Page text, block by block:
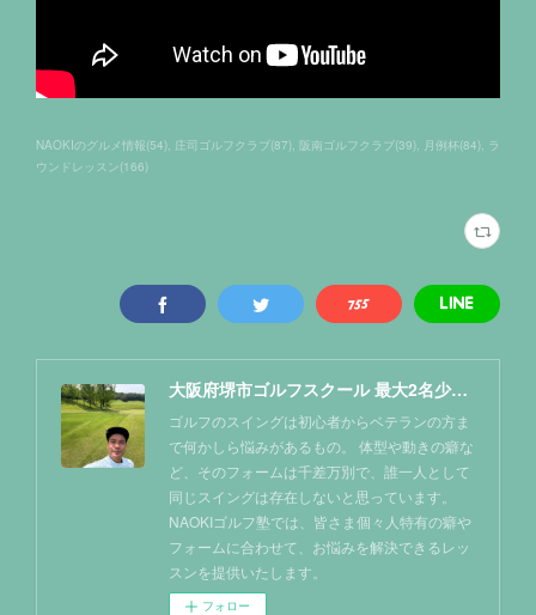
NAOKIのグルメ情報(54) 庄司ゴルフクラブ(87) 阪南ゴルフクラブ(39) 月例杯(84) ラ
ウンドレッスン(166)
大阪府堺市ゴルフスクール 最大2名少人数レッスン NAOKIゴルフ塾
ゴルフのスイングは初心者からベテランの方ま
で何かしら悩みがあるもの。 体型や動きの癖な
ど、そのフォームは千差万別で、誰一人として
同じスイングは存在しないと思っています。
NAOKIゴルフ塾では、皆さま個々人特有の癖や
フォームに合わせて、お悩みを解決できるレッ
スンを提供いたします。
フォロー